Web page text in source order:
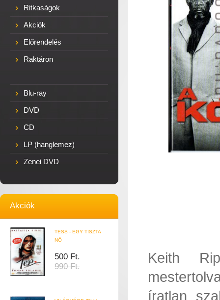
Ritkaságok
Akciók
Előrendelés
Raktáron
Blu-ray
DVD
CD
LP (hanglemez)
Zenei DVD
Akciók
TESS - EGY TISZTA
NŐ
500 Ft.
990 Ft.
Keith
íratlan